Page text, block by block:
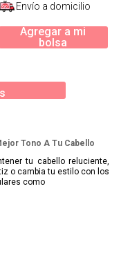
Envío a domicilio
Agregar a mi
bolsa
Tono A Tu Cabello
tu cabello reluciente,
o cambia tu estilo con los
como